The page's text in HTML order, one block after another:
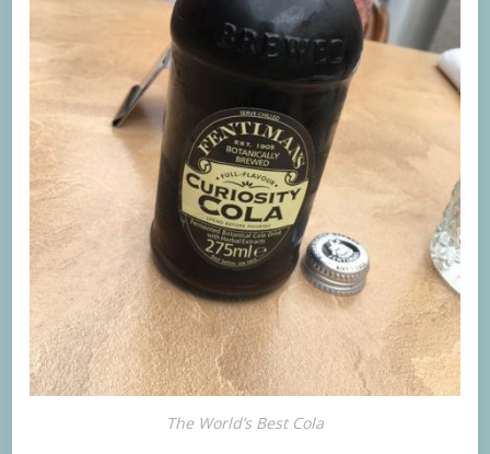
The World’s Best Cola